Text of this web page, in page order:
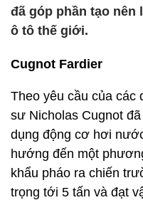
đã góp phần tạo
ô tô thế giới.
Cugnot Fardier
Theo yêu cầu của các
sư Nicholas Cugnot
dụng động cơ hơi
hướng đến một
khẩu pháo ra chiến
trọng tới 5 tấn và đạt